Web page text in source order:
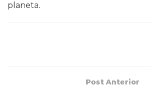
planeta.
Post Anterior